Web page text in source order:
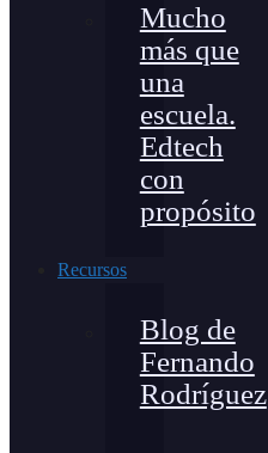
Mucho
más que
una
escuela.
Edtech
con
propósito
Recursos
Blog de
Fernando
Rodríguez